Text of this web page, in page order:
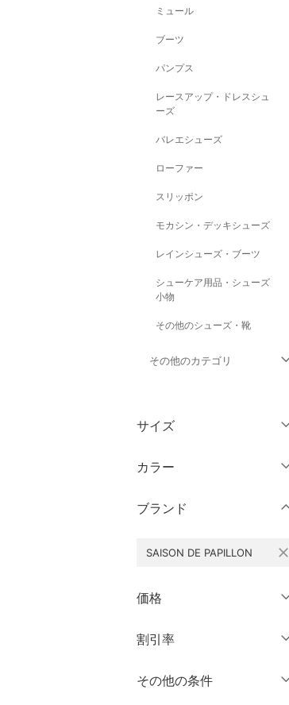
ミュール
ブーツ
パンプス
レースアップ・ドレスシュ
ーズ
バレエシューズ
ローファー
スリッポン
モカシン・デッキシューズ
レインシューズ・ブーツ
シューケア用品・シューズ
小物
その他のシューズ・靴
その他のカテゴリ
パンツ
ワンピース・ドレス
スカート
ーオール
バッグ
インナー・ルームウェア
サイズ
10
11 11.5
13
14
16
カラー
クリア
ブランド
SAISON DE PAPILLON close
価格
絞り込み
割引率
％OFF～ ％OFF
その他の条件